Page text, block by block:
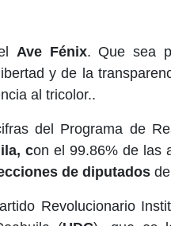
Ave Fénix. Que sea
y de la
al tricolor..
del Programa de
con el 99.86% de las
de diputados
Revolucionario